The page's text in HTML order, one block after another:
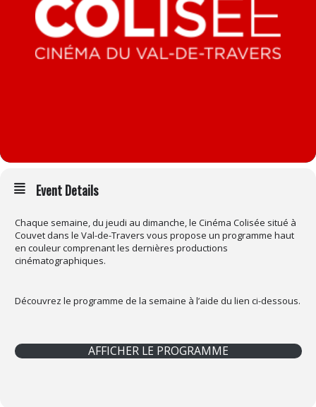
Event Details
Chaque semaine, du jeudi au dimanche, le Cinéma Colisée situé à
Couvet dans le Val-de-Travers vous propose un programme haut
en couleur comprenant les dernières productions
cinématographiques.
Découvrez le programme de la semaine à l’aide du lien ci-dessous.
AFFICHER LE PROGRAMME